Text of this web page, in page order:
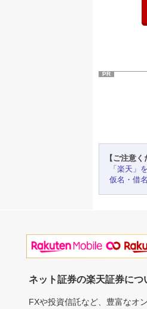
PR
【ご注意く
「楽天」
仮名・借
ネット証券の楽天証券につ
FXや投資信託など、豊富なオ